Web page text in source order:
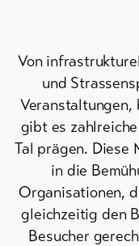
Shops
Übersicht
Skipässe
Bike-
Tickets
Von
und
Veranstaltungen,
gibt es
Tal prägen. Diese
in die
Organisationen,
gleichzeitig den
Besucher